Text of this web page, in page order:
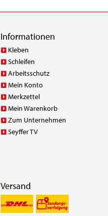
Informationen
Kleben
Schleifen
Arbeitsschutz
Mein Konto
Merkzettel
Mein Warenkorb
Zum Unternehmen
Seyffer TV
Versand